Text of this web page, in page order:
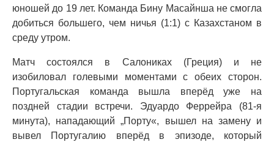
юношей до 19 лет. Команда Бину Масайнша не смогла
добиться большего, чем ничья (1:1) с Казахстаном в
среду утром.
Матч состоялся в Салониках (Греция) и не
изобиловал голевыми моментами с обеих сторон.
Португальская команда вышла вперёд уже на
поздней стадии встречи. Эдуардо Феррейра (81-я
минута), нападающий „Порту«, вышел на замену и
вывел Португалию вперёд в эпизоде, который